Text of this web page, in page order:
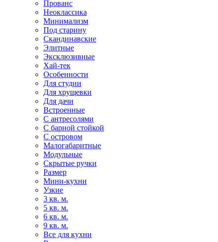
Прованс
Неоклассика
Минимализм
Под старину
Скандинавские
Элитные
Эксклюзивные
Хай-тек
Особенности
Для студии
Для хрущевки
Для дачи
Встроенные
С антресолями
С барной стойкой
С островом
Малогабаритные
Модульные
Скрытые ручки
Размер
Мини-кухни
Узкие
3 кв. м.
5 кв. м.
6 кв. м.
9 кв. м.
Все для кухни